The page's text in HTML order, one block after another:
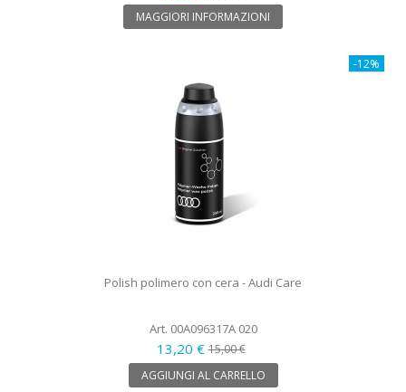
MAGGIORI INFORMAZIONI
-12%
Polish polimero con cera - Audi Care
Art. 00A096317A 020
13,20 €15,00 €
AGGIUNGI AL CARRELLO